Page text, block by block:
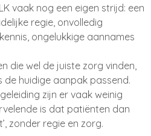
vaak nog een eigen strijd: een
regie, onvolledig
ongelukkige aannames
die wel de juiste zorg vinden,
de huidige aanpak passend.
zijn er vaak weinig
is dat patiënten dan
zonder regie en zorg.